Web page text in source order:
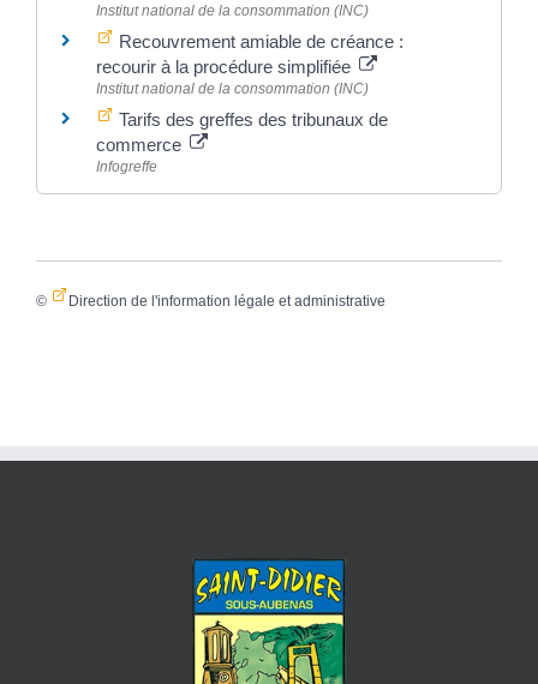
Institut national de la consommation (INC)
Recouvrement amiable de créance :
recourir à la procédure simplifiée
Institut national de la consommation (INC)
Tarifs des greffes des tribunaux de
commerce
Infogreffe
© Direction de l'information légale et administrative